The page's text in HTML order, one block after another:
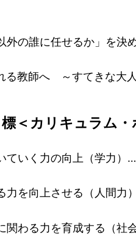
の誰に任せるか」を決
教師へ ～すてきな大人
＜カリキュラム・
いく力の向上（学力）
を向上させる（人間力
わる力を育成する（社